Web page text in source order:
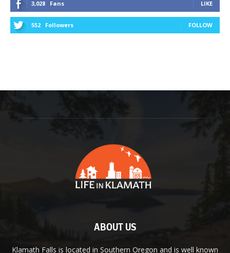
3,028 Fans LIKE
552 Followers FOLLOW
ABOUT US
Klamath Falls is located in Southern Oregon and is well known